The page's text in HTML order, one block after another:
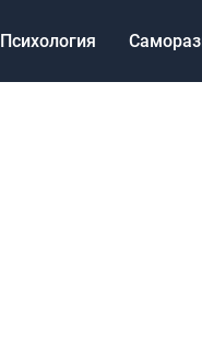
Психология